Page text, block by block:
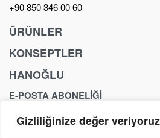
Gizliliğinize değer
+90 850 346 00 60
ÜRÜNLER
Berber Koltuğu
Kuaför Koltukları
Kuaför Tezgahı
Güzellik & SPA
Yıkama Ünitesi
KONSEPTLER
Anchor
Exclusive
Royal
HANOĞLU
İletişim
Yasal Sayfalar
E-POSTA ABONELİĞİ
Yeni ürünler, özel teklifler, mağaza